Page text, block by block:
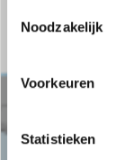
Noodzakelijk
Voorkeuren
Statistieken